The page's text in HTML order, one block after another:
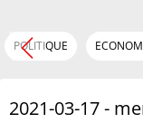
POLITIQUE
2021-03-17 -